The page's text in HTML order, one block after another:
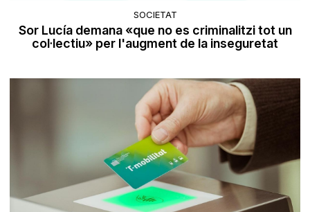
SOCIETAT
Sor Lucía demana «que no es criminalitzi tot un
col·lectiu» per l'augment de la inseguretat